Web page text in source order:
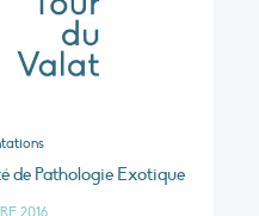
de Pathologie Exotique
2016